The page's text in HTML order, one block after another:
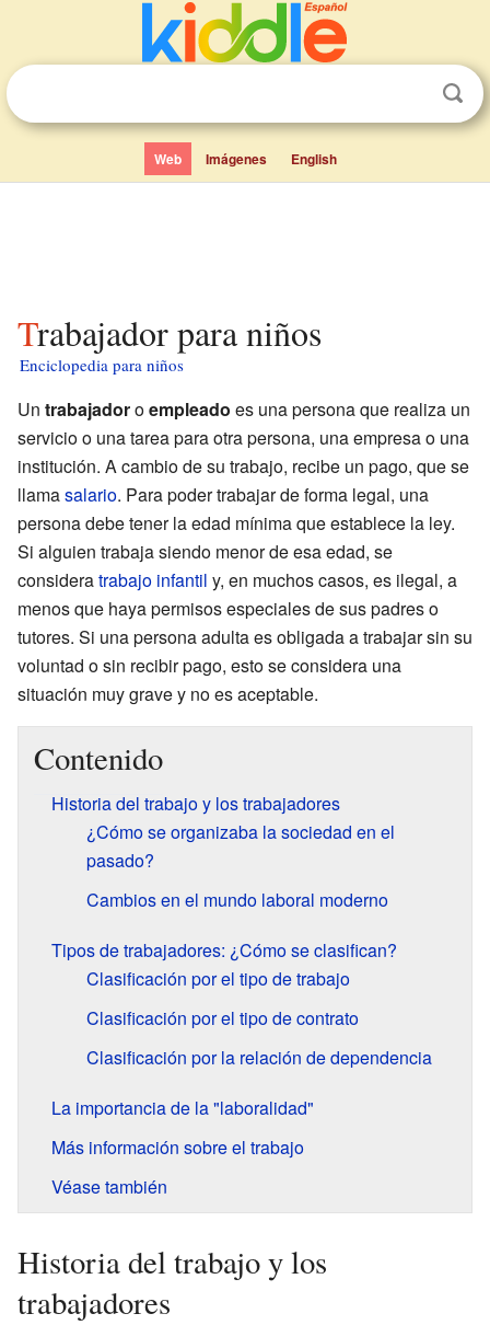
Web Imágenes English
Trabajador para niños
Enciclopedia para niños
Un trabajadoroempleado es una persona que realiza un
servicio o una tarea para otra persona, una empresa o una
institución. A cambio de su trabajo, recibe un pago, que se
llamasalario. Para poder trabajar de forma legal, una
persona debe tener la edad mínima que establece la ley.
Si alguien trabaja siendo menor de esa edad, se
consideratrabajo infantil y, en muchos casos, es ilegal, a
menos que haya permisos especiales de sus padres o
tutores. Si una persona adulta es obligada a trabajar sin su
voluntad o sin recibir pago, esto se considera una
situación muy grave y no es aceptable.
Contenido
Historia del trabajo y los trabajadores
¿Cómo se organizaba la sociedad en el
pasado?
Cambios en el mundo laboral moderno
Tipos de trabajadores: ¿Cómo se clasifican?
Clasificación por el tipo de trabajo
Clasificación por el tipo de contrato
Clasificación por la relación de dependencia
La importancia de la "laboralidad"
Más información sobre el trabajo
Véase también
Historia del trabajo y los
trabajadores